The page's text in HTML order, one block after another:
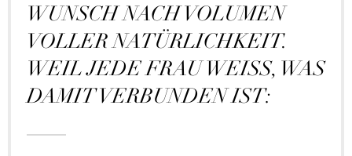
WUNSCH NACH VOLUMEN
VOLLER NATÜRLICHKEIT.
WEIL JEDE FRAU WEISS, WAS D
AMIT VERBUNDEN IST: